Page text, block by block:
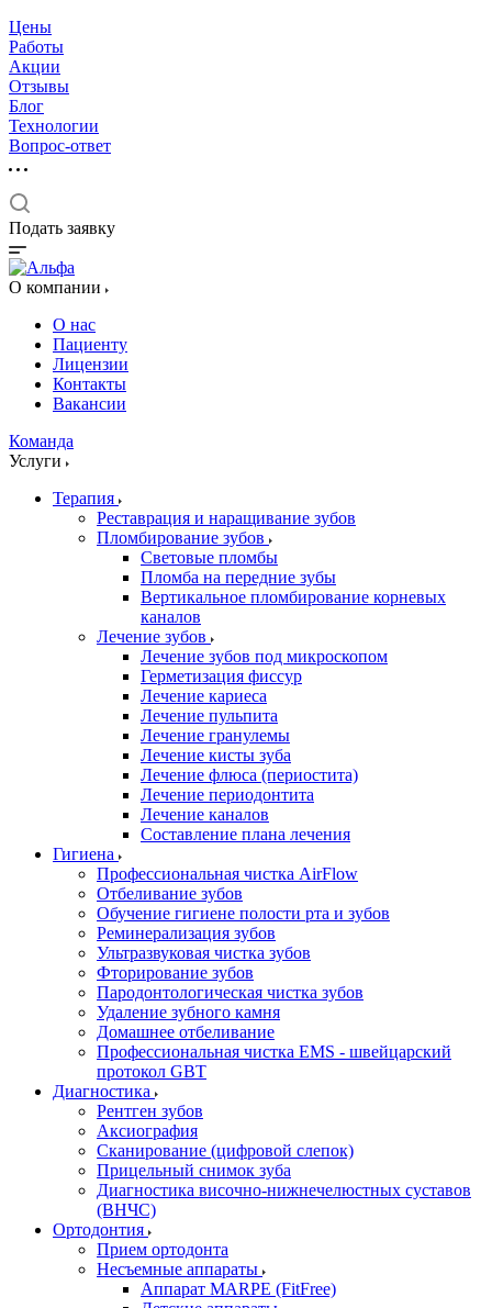
Цены
Работы
Акции
Отзывы
Блог
Технологии
Вопрос-ответ
Подать заявку
О компании
О нас
Пациенту
Лицензии
Контакты
Вакансии
Команда
Услуги
Терапия
Реставрация и наращивание зубов
Пломбирование зубов
Световые пломбы
Пломба на передние зубы
Вертикальное пломбирование корневых
каналов
Лечение зубов
Лечение зубов под микроскопом
Герметизация фиссур
Лечение кариеса
Лечение пульпита
Лечение гранулемы
Лечение кисты зуба
Лечение флюса (периостита)
Лечение периодонтита
Лечение каналов
Составление плана лечения
Гигиена
Профессиональная чистка AirFlow
Отбеливание зубов
Обучение гигиене полости рта и зубов
Реминерализация зубов
Ультразвуковая чистка зубов
Фторирование зубов
Пародонтологическая чистка зубов
Удаление зубного камня
Домашнее отбеливание
Профессиональная чистка EMS - швейцарский
протокол GBT
Диагностика
Рентген зубов
Аксиография
Сканирование (цифровой слепок)
Прицельный снимок зуба
Диагностика височно-нижнечелюстных суставов
(ВНЧС)
Ортодонтия
Прием ортодонта
Несъемные аппараты
Аппарат MARPE (FitFree)